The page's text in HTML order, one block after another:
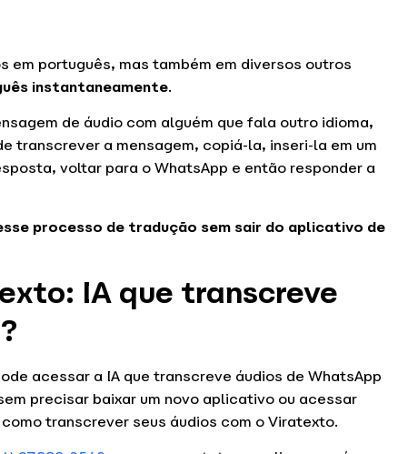
em português, mas também em diversos outros
instantaneamente.
de áudio com alguém que fala outro idioma,
transcrever a mensagem, copiá-la, inseri-la em um
voltar para o WhatsApp e então responder a
processo de tradução sem sair do aplicativo de
IA que transcreve
acessar a IA que transcreve áudios de WhatsApp
precisar baixar um novo aplicativo ou acessar
transcrever seus áudios com o Viratexto.